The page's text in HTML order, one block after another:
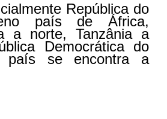
República do
país de África,
a norte, Tanzânia a
Democrática do
país se encontra a